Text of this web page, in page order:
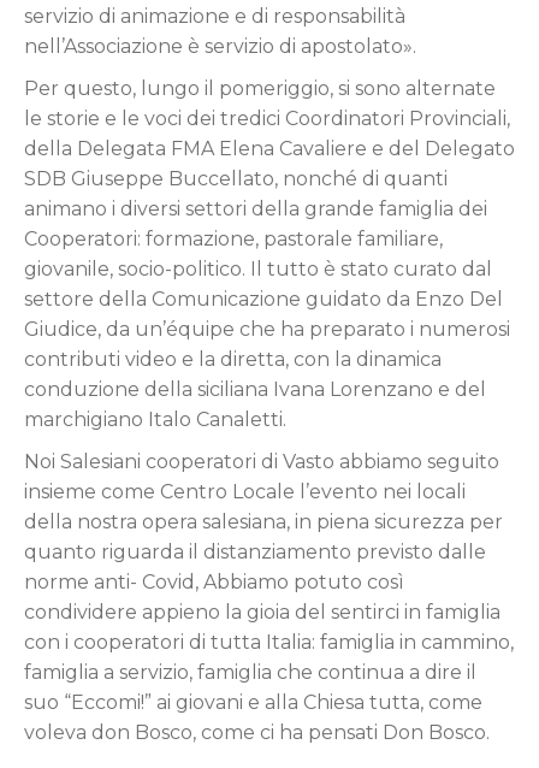
servizio di animazione e di responsabilità
nell’Associazione è servizio di apostolato».
Per questo, lungo il pomeriggio, si sono alternate
le storie e le voci dei tredici Coordinatori Provinciali,
della Delegata FMA Elena Cavaliere e del Delegato
SDB Giuseppe Buccellato, nonché di quanti
animano i diversi settori della grande famiglia dei
Cooperatori: formazione, pastorale familiare,
giovanile, socio-politico. Il tutto è stato curato dal
settore della Comunicazione guidato da Enzo Del
Giudice, da un’équipe che ha preparato i numerosi
contributi video e la diretta, con la dinamica
conduzione della siciliana Ivana Lorenzano e del
marchigiano Italo Canaletti.
Noi Salesiani cooperatori di Vasto abbiamo seguito
insieme come Centro Locale l’evento nei locali
della nostra opera salesiana, in piena sicurezza per
quanto riguarda il distanziamento previsto dalle
norme anti- Covid, Abbiamo potuto così
condividere appieno la gioia del sentirci in famiglia
con i cooperatori di tutta Italia: famiglia in cammino,
famiglia a servizio, famiglia che continua a dire il
suo “Eccomi!” ai giovani e alla Chiesa tutta, come
voleva don Bosco, come ci ha pensati Don Bosco.